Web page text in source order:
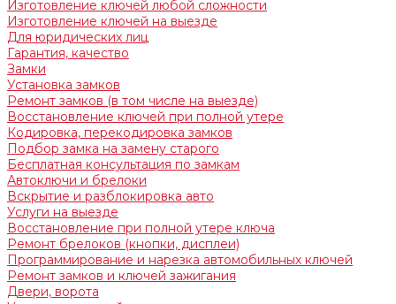
Изготовление ключей любой сложности
Изготовление ключей на выезде
Для юридических лиц
Гарантия, качество
Замки
Установка замков
Ремонт замков (в том числе на выезде)
Восстановление ключей при полной утере
Кодировка, перекодировка замков
Подбор замка на замену старого
Бесплатная консультация по замкам
Автоключи и брелоки
Вскрытие и разблокировка авто
Услуги на выезде
Восстановление при полной утере ключа
Ремонт брелоков (кнопки, дисплеи)
Программирование и нарезка автомобильных ключей
Ремонт замков и ключей зажигания
Двери, ворота